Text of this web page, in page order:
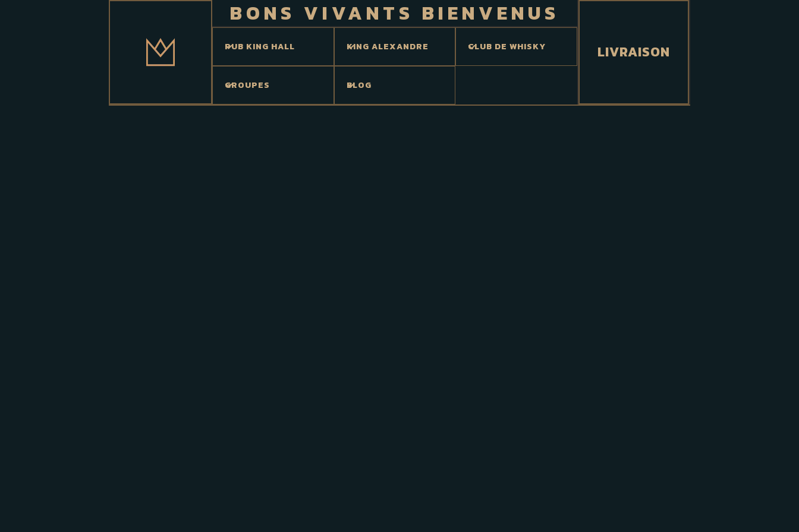
BONS VIVANTS BIENVENUS
PUB KING HALL KING ALEXANDRE CLUB DE WHISKY
GROUPES BLOG
LIVRAISON